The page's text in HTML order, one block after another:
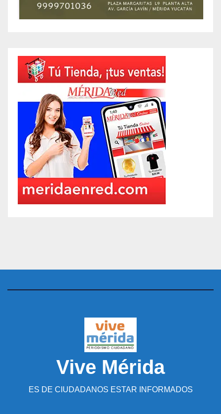
Vive Mérida
ES DE CIUDADANOS ESTAR INFORMADOS